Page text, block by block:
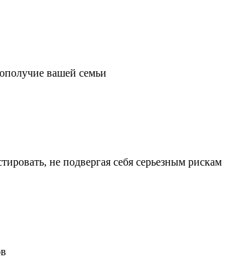
вашей семьи
не подвергая себя серьезным рискам